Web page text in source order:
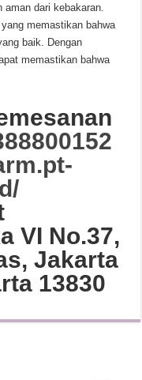
aman dari kebakaran.
memastikan bahwa
baik. Dengan
memastikan bahwa
VI No.37,
Jakarta
13830